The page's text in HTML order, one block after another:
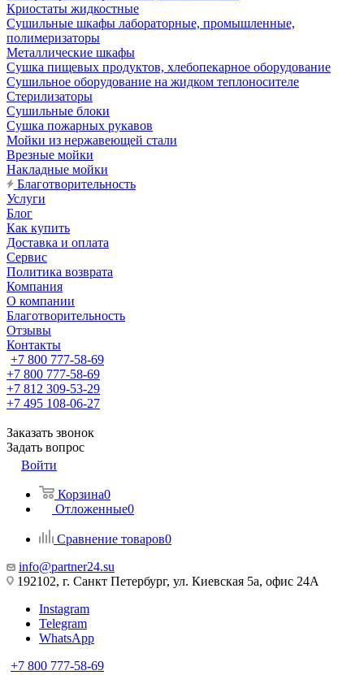
Криостаты жидкостные
Сушильные шкафы лабораторные, промышленные,
полимеризаторы
Металлические шкафы
Сушка пищевых продуктов, хлебопекарное оборудование
Сушильное оборудование на жидком теплоносителе
Стерилизаторы
Сушильные блоки
Сушка пожарных рукавов
Мойки из нержавеющей стали
Врезные мойки
Накладные мойки
Благотворительность
Услуги
Блог
Как купить
Доставка и оплата
Сервис
Политика возврата
Компания
О компании
Благотворительность
Отзывы
Контакты
+7 800 777-58-69
+7 800 777-58-69
+7 812 309-53-29
+7 495 108-06-27
Заказать звонок
Задать вопрос
Войти
Корзина0
Отложенные0
Сравнение товаров0
info@partner24.su
192102, г. Санкт Петербург, ул. Киевская 5а, офис 24А
Instagram
Telegram
WhatsApp
+7 800 777-58-69